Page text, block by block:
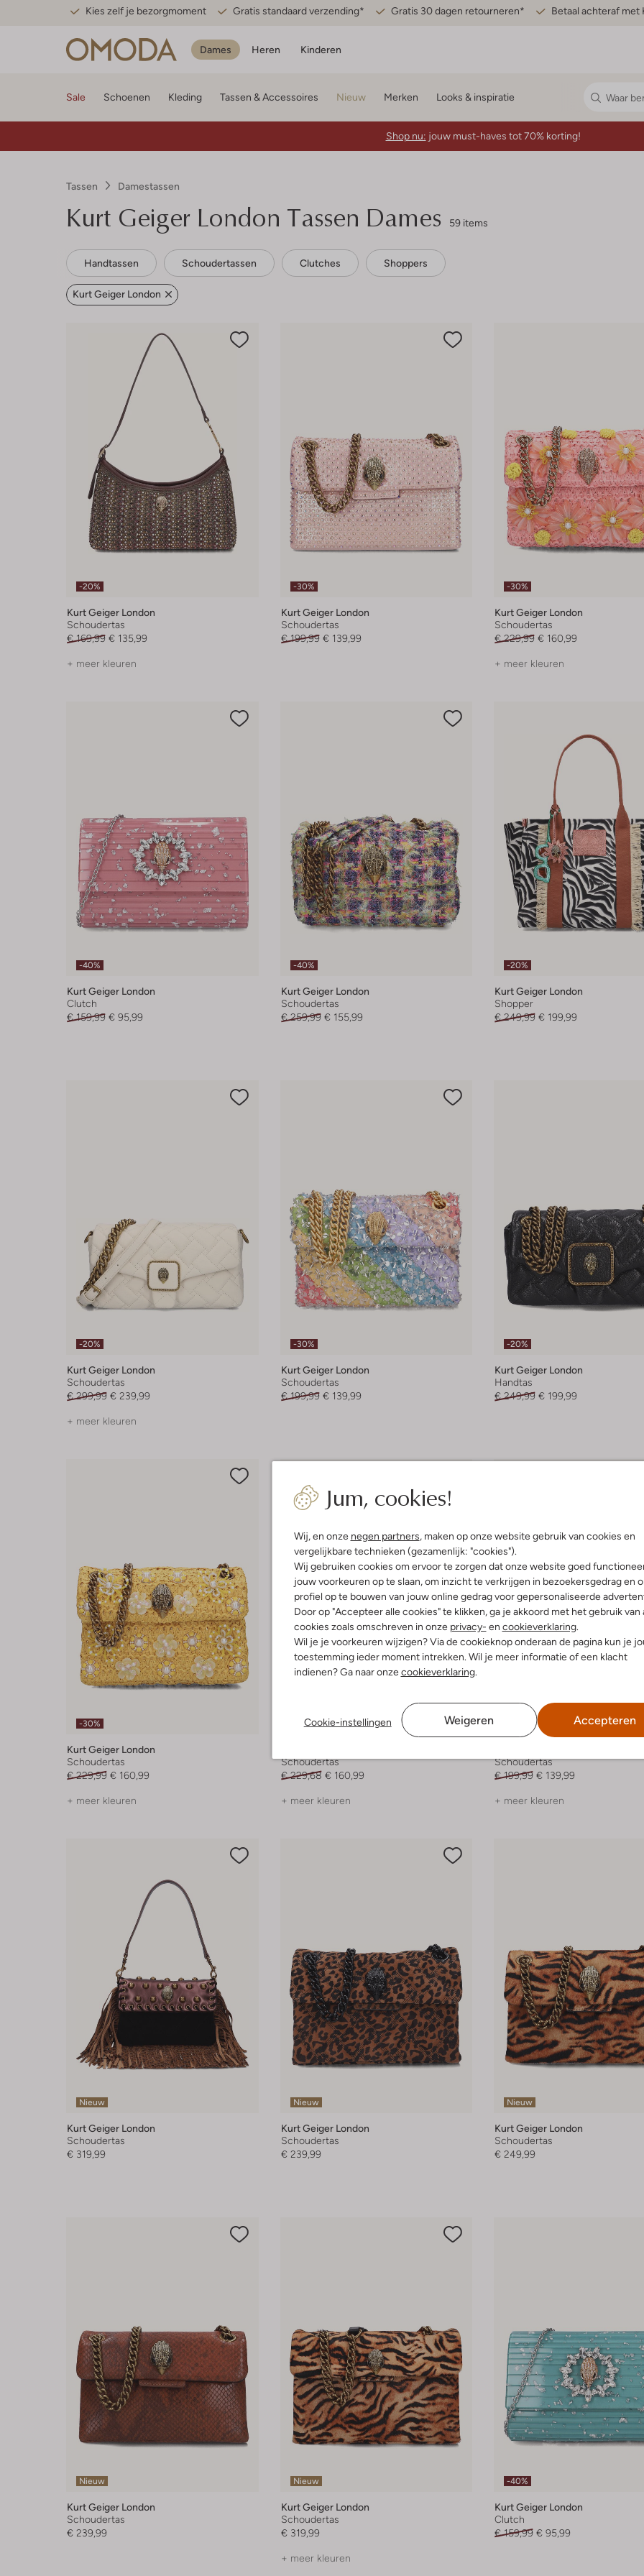
Kies zelf je bezorgmoment Gratis standaard verzending* Gratis 30 dagen retourneren* Betaal achteraf met
Dames Heren Kinderen
Jum, cookies!
Wij, en onze negen partners, maken op onze website gebruik van cookies en
vergelijkbare technieken (gezamenlijk: "cookies").
Wij gebruiken cookies om ervoor te zorgen dat onze website goed
jouw voorkeuren op te slaan, om inzicht te verkrijgen in bezoekersgedrag en
profiel op te bouwen van jouw online gedrag voor gepersonaliseerde
Door op "Accepteer alle cookies" te klikken, ga je akkoord met het gebruik van
cookies zoals omschreven in onze privacy- en cookieverklaring.
Wil je je voorkeuren wijzigen? Via de cookieknop onderaan de pagina kun je
toestemming ieder moment intrekken. Wil je meer informatie of een klacht
indienen? Ga naar onzecookieverklaring.
Cookie-instellingen Weigeren Accepteren
Sale Schoenen Kleding Tassen & Accessoires Nieuw Merken Looks & inspiratie
Shop nu: jouw must-haves tot 70% korting!
Tassen Damestassen
Kurt Geiger London Tassen Dames 59 items
Handtassen Schoudertassen Clutches Shoppers
Kurt Geiger London
-20%
Kurt Geiger London
Schoudertas
€ 169,99 € 135,99
+ meer kleuren
-30%
Kurt Geiger London
Schoudertas
€ 199,99 € 139,99
-30%
Kurt Geiger London
Schoudertas
€ 229,99 € 160,99
+ meer kleuren
-40%
Kurt Geiger London
Clutch
€ 159,99 € 95,99
-40%
Kurt Geiger London
Schoudertas
€ 259,99 € 155,99
-20%
Kurt Geiger London
Shopper
€ 249,99 € 199,99
-20%
Kurt Geiger London
Schoudertas
€ 299,99 € 239,99
+ meer kleuren
-30%
Kurt Geiger London
Schoudertas
€ 199,99 € 139,99
-20%
Kurt Geiger London
Handtas
€ 249,99 € 199,99
-30%
Kurt Geiger London
Schoudertas
€ 229,99 € 160,99
+ meer kleuren
-30%
Schoudertas
€ 229,68 € 160,99
+ meer kleuren
Schoudertas
€ 199,99 € 139,99
+ meer kleuren
Nieuw
Kurt Geiger London
Schoudertas
€ 319,99
Nieuw
Kurt Geiger London
Schoudertas
€ 239,99
Nieuw
Kurt Geiger London
Schoudertas
€ 249,99
Nieuw
Kurt Geiger London
Schoudertas
€ 239,99
Nieuw
Kurt Geiger London
Schoudertas
€ 319,99
+ meer kleuren
-40%
Kurt Geiger London
Clutch
€ 159,99 € 95,99